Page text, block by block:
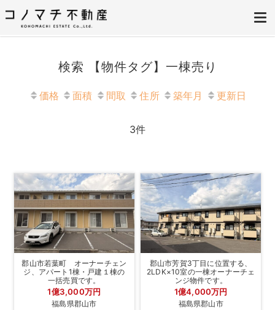
株式会社コノマチ不動産
空き家を開き家へ。不動産・空き家の売却、ご相談はコノマチ不動産へ
検索 【物件タグ】一棟売り
価格 面積 間取 住所 築年月 更新日
3件
郡山市若葉町 オーナーチェン
ジ、アパート1棟・戸建１棟の
一括売買です。
1億3,000万円
福島県郡山市
郡山市芳賀3丁目に位置する、
2LDK×10室の一棟オーナーチェ
ンジ物件です。
1億4,000万円
福島県郡山市